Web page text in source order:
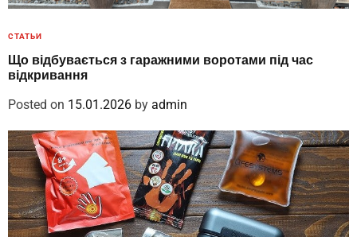
СТАТЬИ
Що відбувається з гаражними воротами під час
відкривання
Posted on 15.01.2026 by admin